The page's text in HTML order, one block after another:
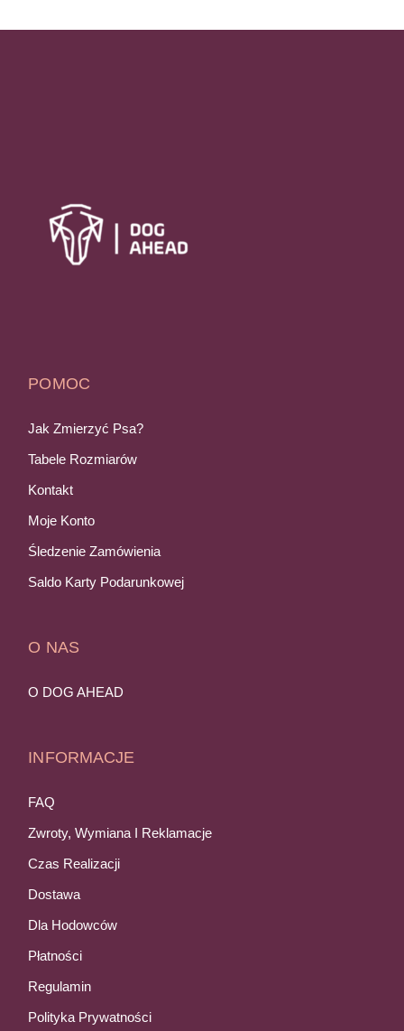
POMOC
Jak Zmierzyć Psa?
Tabele Rozmiarów
Kontakt
Moje Konto
Śledzenie Zamówienia
Saldo Karty Podarunkowej
O NAS
O DOG AHEAD
INFORMACJE
FAQ
Zwroty, Wymiana I Reklamacje
Czas Realizacji
Dostawa
Dla Hodowców
Płatności
Regulamin
Polityka Prywatności